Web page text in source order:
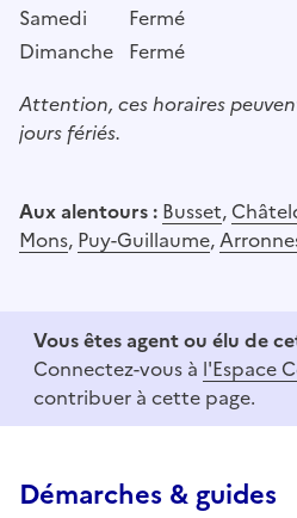
Samedi
Fermé
Dimanche Fermé
Attention, ces horaires
jours fériés.
Aux alentours : Busset,
Mons, Puy-Guillaume,
Vous êtes agent ou élu de
Connectez-vous à l'Espace
contribuer à cette page.
Démarches & guides